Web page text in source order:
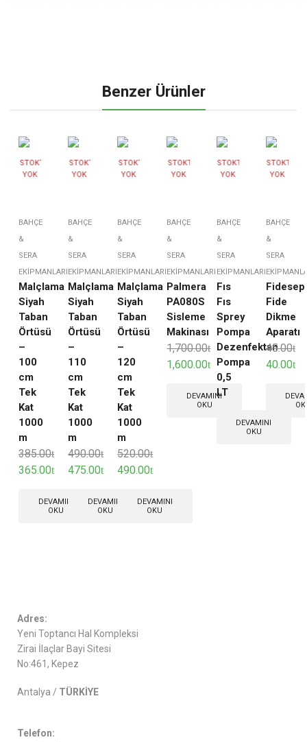
Benzer Ürünler
STOKTA
YOK
HIZLI
GÖRÜNTÜLE
BAHÇE
&
SERA
EKIPMANLARI
Malçlama
Siyah
Taban
Örtüsü
–
100
cm
Tek
Kat
1000
m
385.00
365.00
DEVAMINI
OKU
STOKTA
YOK
HIZLI
GÖRÜNTÜLE
BAHÇE
&
SERA
EKIPMANLARI
Malçlama
Siyah
Taban
Örtüsü
–
110
cm
Tek
Kat
1000
m
490.00
475.00
DEVAMINI
OKU
STOKTA
YOK
HIZLI
GÖRÜNTÜLE
BAHÇE
&
SERA
EKIPMANLARI
Malçlama
Siyah
Taban
Örtüsü
–
120
cm
Tek
Kat
1000
m
520.00
490.00
DEVAMINI
OKU
STOKTA
YOK
HIZLI
GÖRÜNTÜLE
BAHÇE
&
SERA
EKIPMANLARI
Palmera
PA080S
Sisleme
Makinası
1,700.00
1,600.00
DEVAMINI
OKU
STOKTA
YOK
HIZLI
GÖRÜNTÜLE
BAHÇE
&
SERA
EKIPMANLARI
Fıs
Fıs
Sprey
Pompa
Dezenfektan
Pompa
0,5
LT
DEVAMINI
OKU
STOKTA
YOK
HIZLI
BAHÇE
&
SERA
Fide
Dikme
Aparatı
45.00
40.00
Adres:
Yeni Toptancı Hal Kompleksi
Zirai İlaçlar Bayi Sitesi
No:461, Kepez
Antalya / TÜRKİYE
Telefon: